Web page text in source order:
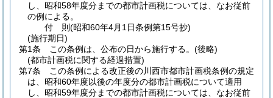
し、昭和58年度分までの都市計画税については、なお従前
の例による。
付 則(昭和60年4月1日条例第15号抄)
(施行期日)
第1条
この条例は、公布の日から施行する。 (後略)
(都市計画税に関する経過措置)
第7条
この条例による改正後の川西市都市計画税条例の規定
は、昭和60年度以後の年度分の都市計画税について適用
し、昭和59年度分までの都市計画税については、なお従前